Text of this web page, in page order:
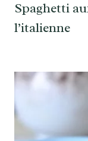
Spaghetti
l’italienne